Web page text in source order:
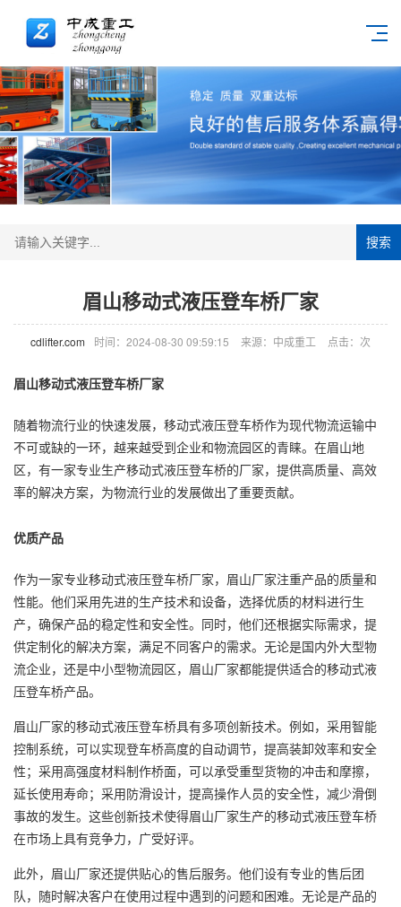
搜索
眉山移动式液压登车桥厂家
cdlifter.com 时间：2024-08-30 09:59:15 来源：中成重工 点击： 次
眉山移动式液压登车桥厂家
随着物流行业的快速发展，移动式液压登车桥作为现代物流运输中
不可或缺的一环，越来越受到企业和物流园区的青睐。在眉山地
区，有一家专业生产移动式液压登车桥的厂家，提供高质量、高效
率的解决方案，为物流行业的发展做出了重要贡献。
优质产品
作为一家专业移动式液压登车桥厂家，眉山厂家注重产品的质量和
性能。他们采用先进的生产技术和设备，选择优质的材料进行生
产，确保产品的稳定性和安全性。同时，他们还根据实际需求，提
供定制化的解决方案，满足不同客户的需求。无论是国内外大型物
流企业，还是中小型物流园区，眉山厂家都能提供适合的移动式液
压登车桥产品。
眉山厂家的移动式液压登车桥具有多项创新技术。例如，采用智能
控制系统，可以实现登车桥高度的自动调节，提高装卸效率和安全
性；采用高强度材料制作桥面，可以承受重型货物的冲击和摩擦，
延长使用寿命；采用防滑设计，提高操作人员的安全性，减少滑倒
事故的发生。这些创新技术使得眉山厂家生产的移动式液压登车桥
在市场上具有竞争力，广受好评。
此外，眉山厂家还提供贴心的售后服务。他们设有专业的售后团
队，随时解决客户在使用过程中遇到的问题和困难。无论是产品的